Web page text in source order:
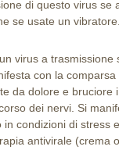
di questo virus se
se usate un
virus a trasmissione
con la
da dolore e bruciore
dei nervi. Si
condizioni di stress
antivirale (crema